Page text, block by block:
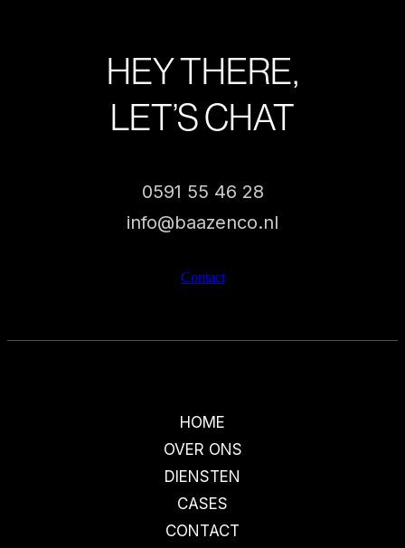
HEY THERE,
LET’S CHAT
0591 55 46 28
info@baazenco.nl
Contact
HOME
OVER ONS
DIENSTEN
CASES
CONTACT